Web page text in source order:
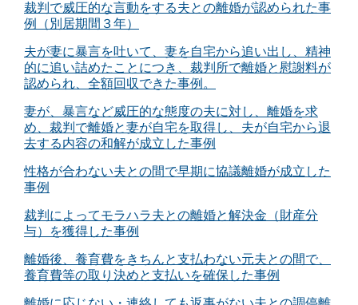
裁判で威圧的な言動をする夫との離婚が認められた事
例（別居期間３年）
夫が妻に暴言を吐いて、妻を自宅から追い出し、精神
的に追い詰めたことにつき、裁判所で離婚と慰謝料が
認められ、全額回収できた事例。
妻が、暴言など威圧的な態度の夫に対し、離婚を求
め、裁判で離婚と妻が自宅を取得し、夫が自宅から退
去する内容の和解が成立した事例
性格が合わない夫との間で早期に協議離婚が成立した
事例
裁判によってモラハラ夫との離婚と解決金（財産分
与）を獲得した事例
離婚後、養育費をきちんと支払わない元夫との間で、
養育費等の取り決めと支払いを確保した事例